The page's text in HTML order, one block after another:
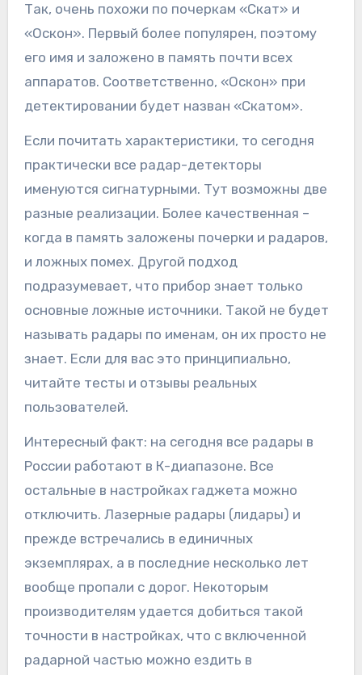
Так, очень похожи по почеркам «Скат» и
«Оскон». Первый более популярен, поэтому
его имя и заложено в память почти всех
аппаратов. Соответственно, «Оскон» при
детектировании будет назван «Скатом».
Если почитать характеристики, то сегодня
практически все радар-детекторы
именуются сигнатурными. Тут возможны две
разные реализации. Более качественная –
когда в память заложены почерки и радаров,
и ложных помех. Другой подход
подразумевает, что прибор знает только
основные ложные источники. Такой не будет
называть радары по именам, он их просто не
знает. Если для вас это принципиально,
читайте тесты и отзывы реальных
пользователей.
Интересный факт: на сегодня все радары в
России работают в К-диапазоне. Все
остальные в настройках гаджета можно
отключить. Лазерные радары (лидары) и
прежде встречались в единичных
экземплярах, а в последние несколько лет
вообще пропали с дорог. Некоторым
производителям удается добиться такой
точности в настройках, что с включенной
радарной частью можно ездить в